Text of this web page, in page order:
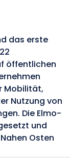
das erste
öffentlichen
Mobilität,
Nutzung von
Die Elmo-
und
Osten